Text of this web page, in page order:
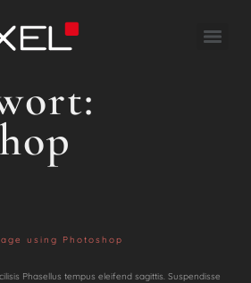
using Photoshop
Phasellus tempus eleifend sagittis. Suspendisse